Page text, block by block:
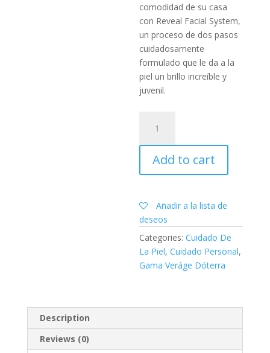
comodidad de su casa
con Reveal Facial System,
un proceso de dos pasos
cuidadosamente
formulado que le da a la
piel un brillo increíble y
juvenil.
Facial
System
quantity
Add to cart
Añadir a la lista de
deseos
Categories:Cuidado De
La Piel,Cuidado Personal,
Gama Veráge Dóterra
Description
Reviews (0)